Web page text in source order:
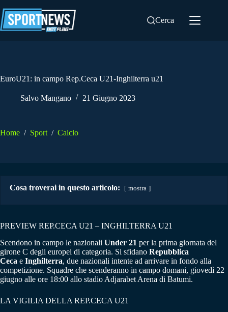
al
contenuto
Cerca
EuroU21: in campo Rep.Ceca U21-Inghilterra u21
Salvo Mangano 21 Giugno 2023
Home / Sport / Calcio
Cosa troverai in questo articolo: mostra
PREVIEW REP.CECA U21 – INGHILTERRA U21
Scendono in campo le nazionali Under 21 per la prima giornata del
girone C degli europei di categoria. Si sfidano Repubblica
Ceca e Inghilterra, due nazionali intente ad arrivare in fondo alla
competizione. Squadre che scenderanno in campo domani, giovedì 22
giugno alle ore 18:00 allo stadio Adjarabet Arena di Batumi.
LA VIGILIA DELLA REP.CECA U21